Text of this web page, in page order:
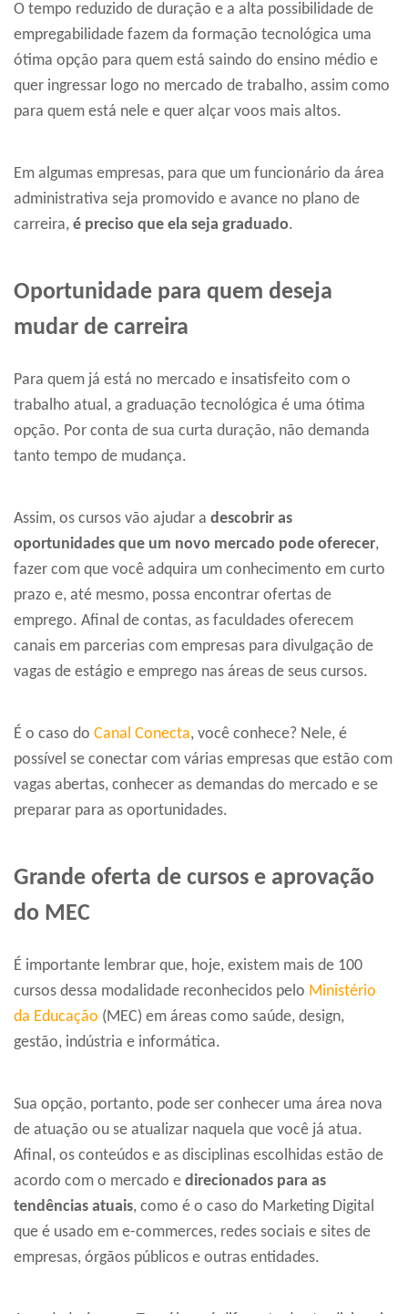
O tempo reduzido de duração e a alta possibilidade de
empregabilidade fazem da formação tecnológica uma
ótima opção para quem está saindo do ensino médio e
quer ingressar logo no mercado de trabalho, assim como
para quem está nele e quer alçar voos mais altos.
Em algumas empresas, para que um funcionário da área
administrativa seja promovido e avance no plano de
carreira, é preciso que ela seja graduado.
Oportunidade para quem deseja
mudar de carreira
Para quem já está no mercado e insatisfeito com o
trabalho atual, a graduação tecnológica é uma ótima
opção. Por conta de sua curta duração, não demanda
tanto tempo de mudança.
Assim, os cursos vão ajudar a descobrir as
oportunidades que um novo mercado pode oferecer,
fazer com que você adquira um conhecimento em curto
prazo e, até mesmo, possa encontrar ofertas de
emprego. Afinal de contas, as faculdades oferecem
canais em parcerias com empresas para divulgação de
vagas de estágio e emprego nas áreas de seus cursos.
É o caso do Canal Conecta, você conhece? Nele, é
possível se conectar com várias empresas que estão com
vagas abertas, conhecer as demandas do mercado e se
preparar para as oportunidades.
Grande oferta de cursos e aprovação
do MEC
É importante lembrar que, hoje, existem mais de 100
cursos dessa modalidade reconhecidos pelo Ministério
da Educação (MEC) em áreas como saúde, design,
gestão, indústria e informática.
Sua opção, portanto, pode ser conhecer uma área nova
de atuação ou se atualizar naquela que você já atua.
Afinal, os conteúdos e as disciplinas escolhidas estão de
acordo com o mercado e direcionados para as
tendências atuais, como é o caso do Marketing Digital
que é usado em e-commerces, redes sociais e sites de
empresas, órgãos públicos e outras entidades.